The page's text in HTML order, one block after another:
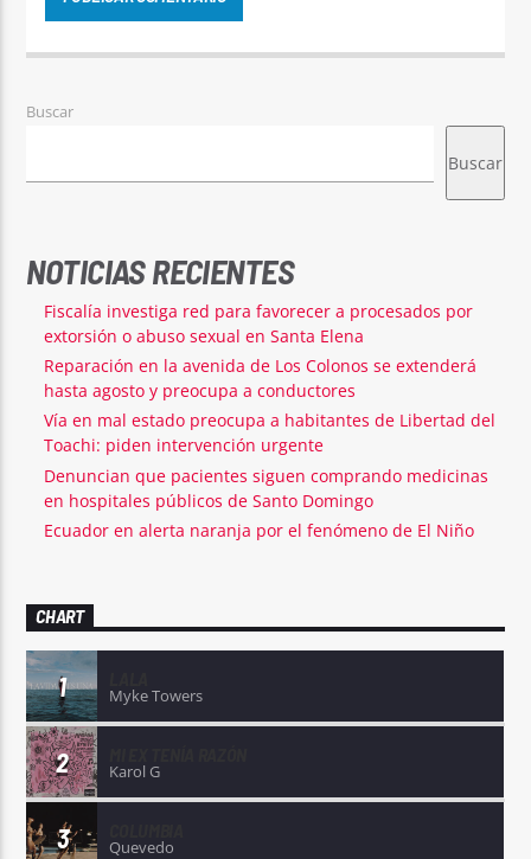
Buscar
Buscar
NOTICIAS RECIENTES
Fiscalía investiga red para favorecer a procesados por
extorsión o abuso sexual en Santa Elena
Reparación en la avenida de Los Colonos se extenderá
hasta agosto y preocupa a conductores
Vía en mal estado preocupa a habitantes de Libertad del
Toachi: piden intervención urgente
Denuncian que pacientes siguen comprando medicinas
en hospitales públicos de Santo Domingo
Ecuador en alerta naranja por el fenómeno de El Niño
CHART
1 Myke Towers
2 Karol G
3 Quevedo